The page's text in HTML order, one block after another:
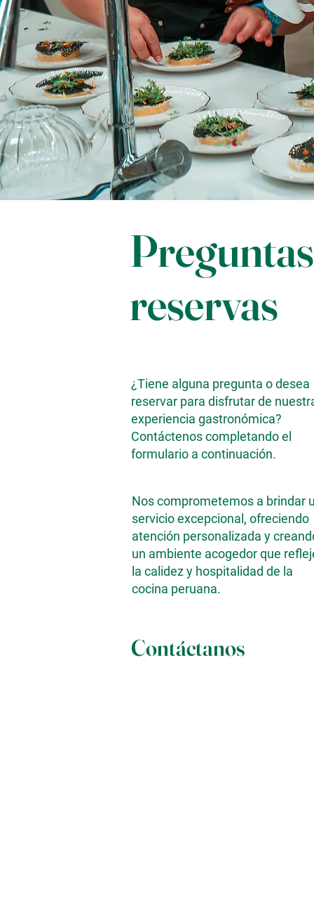
reservas
¿Tiene alguna pregunta o desea
reservar para disfrutar de
experiencia gastronómica?
Contáctenos completando el
formulario a continuación.
Nos comprometemos a brindar
servicio excepcional, ofreciendo
atención personalizada y
un ambiente acogedor que
la calidez y hospitalidad de la
cocina peruana.
Contáctanos